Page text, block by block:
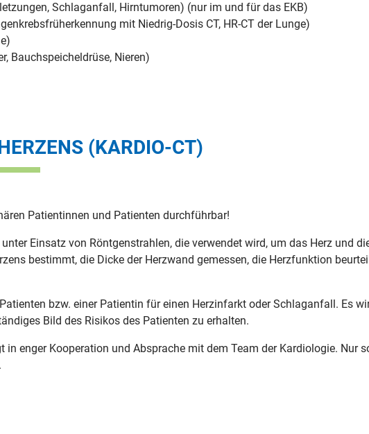
Schlaganfall, Hirntumoren) (nur im und für das EKB)
mit Niedrig-Dosis CT, HR-CT der Lunge)
Bauchspeicheldrüse, Nieren)
(KARDIO-CT)
Patientinnen und Patienten durchführbar!
Einsatz von Röntgenstrahlen, die verwendet wird, um das Herz und
bestimmt, die Dicke der Herzwand gemessen, die Herzfunktion
bzw. einer Patientin für einen Herzinfarkt oder Schlaganfall. Es
Bild des Risikos des Patienten zu erhalten.
enger Kooperation und Absprache mit dem Team der Kardiologie. Nur